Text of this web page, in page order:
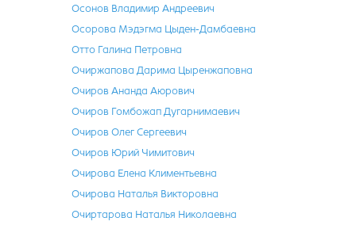
Осонов Владимир Андреевич
Осорова Мэдэгма Цыден-Дамбаевна
Отто Галина Петровна
Очиржапова Дарима Цыренжаповна
Очиров Ананда Аюрович
Очиров Гомбожап Дугарнимаевич
Очиров Олег Сергеевич
Очиров Юрий Чимитович
Очирова Елена Климентьевна
Очирова Наталья Викторовна
Очиртарова Наталья Николаевна